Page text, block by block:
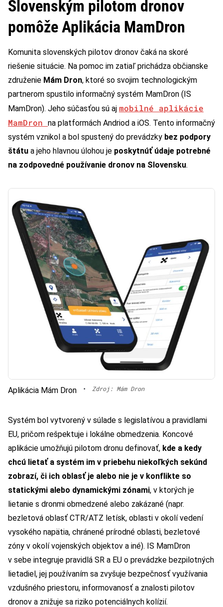
Slovenským pilotom dronov
pomôže Aplikácia MamDron
Komunita slovenských pilotov dronov čaká na skoré
riešenie situácie. Na pomoc im zatiaľ prichádza občianske
združenie Mám Dron, ktoré so svojim technologickým
partnerom spustilo informačný systém MamDron (IS
MamDron). Jeho súčasťou sú aj mobilné aplikácie
MamDron na platformách Andriod a iOS. Tento informačný
systém vznikol a bol spustený do prevádzky bez podpory
štátu a jeho hlavnou úlohou je poskytnúť údaje potrebné
na zodpovedné používanie dronov na Slovensku.
Aplikácia Mám Dron • Zdroj: Mám Dron
Systém bol vytvorený v súlade s legislatívou a pravidlami
EU, pričom rešpektuje i lokálne obmedzenia. Koncové
aplikácie umožňujú pilotom dronu definovať, kde a kedy
chcú lietať a systém im v priebehu niekoľkých sekúnd
zobrazí, či ich oblasť je alebo nie je v konflikte so
statickými alebo dynamickými zónami, v ktorých je
lietanie s dronmi obmedzené alebo zakázané (napr.
bezletová oblasť CTR/ATZ letísk, oblasti v okolí vedení
vysokého napätia, chránené prírodné oblasti, bezletové
zóny v okolí vojenských objektov a iné). IS MamDron
v sebe integruje pravidlá SR a EU o prevádzke bezpilotných
lietadiel, jej používaním sa zvyšuje bezpečnosť využívania
vzdušného priestoru, informovanosť a znalosti pilotov
dronov a znižuje sa riziko potenciálnych kolízií.